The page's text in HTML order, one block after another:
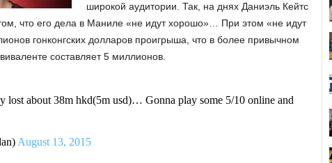
широкой аудитории. Так, на днях Даниэль Кейтс
что его дела в Маниле «не идут хорошо»… При этом «не идут
гонконгских долларов проигрыша, что в более привычном
составляет 5 миллионов.
lost about 38m hkd(5m usd)… Gonna play some 5/10 online and
August 13, 2015